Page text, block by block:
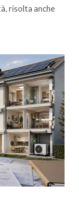
risolta anche